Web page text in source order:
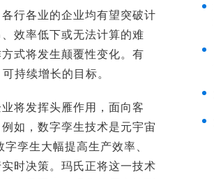
行各业的企业均有望突破计
效率低下或无法计算的难
式将发生颠覆性变化。有
持续增长的目标。
将发挥头雁作用，面向客
如，数字孪生技术是元宇宙
孪生大幅提高生产效率、
时决策。玛氏正将这一技术